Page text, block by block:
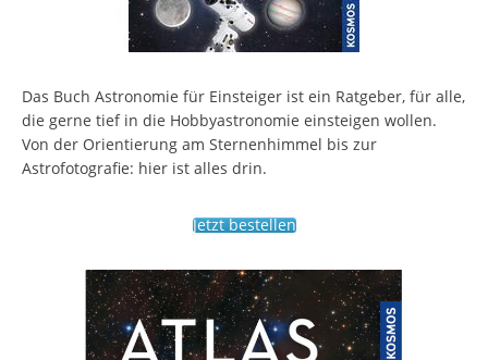
Das Buch Astronomie für Einsteiger ist ein Ratgeber, für alle,
die gerne tief in die Hobbyastronomie einsteigen wollen.
Von der Orientierung am Sternenhimmel bis zur
Astrofotografie: hier ist alles drin.
Jetzt bestellen